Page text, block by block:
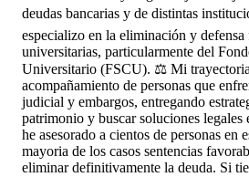
deudas bancarias y de distintas
especializo en la eliminación y defensa
universitarias, particularmente del
Universitario (FSCU). ⚖️ Mi trayectoria
acompañamiento de personas que
judicial y embargos, entregando
patrimonio y buscar soluciones
he asesorado a cientos de personas en
mayoria de los casos sentencias
eliminar definitivamente la deuda. Si